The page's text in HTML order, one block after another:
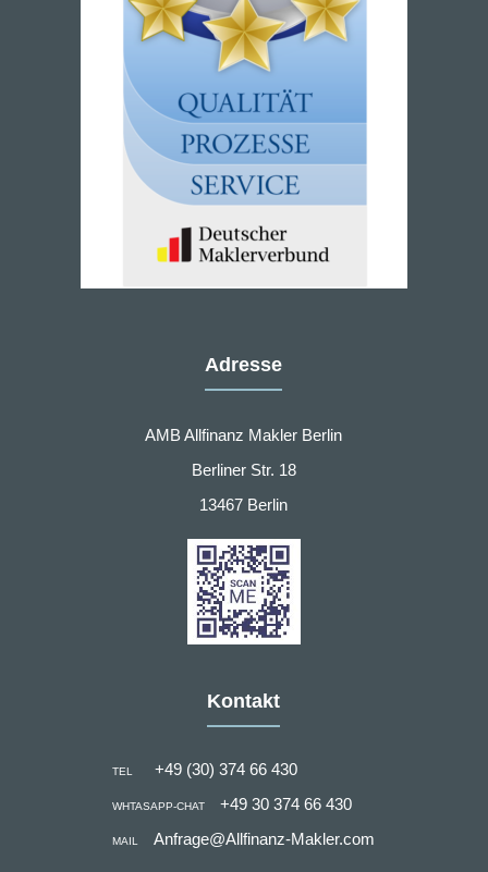
Adresse
AMB Allfinanz Makler Berlin
Berliner Str. 18
13467 Berlin
Kontakt
TEL +49 (30) 374 66 430
WHTASAPP-CHAT +49 30 374 66 430
MAIL Anfrage@Allfinanz-Makler.com